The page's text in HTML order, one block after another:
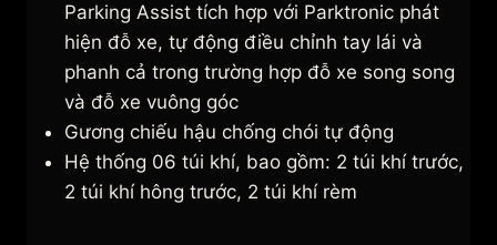
Parking Assist tích hợp với Parktronic phát
hiện đỗ xe, tự động điều chỉnh tay lái và
phanh cả trong trường hợp đỗ xe song song
và đỗ xe vuông góc
Gương chiếu hậu chống chói tự động
Hệ thống 06 túi khí, bao gồm: 2 túi khí trước,
2 túi khí hông trước, 2 túi khí rèm